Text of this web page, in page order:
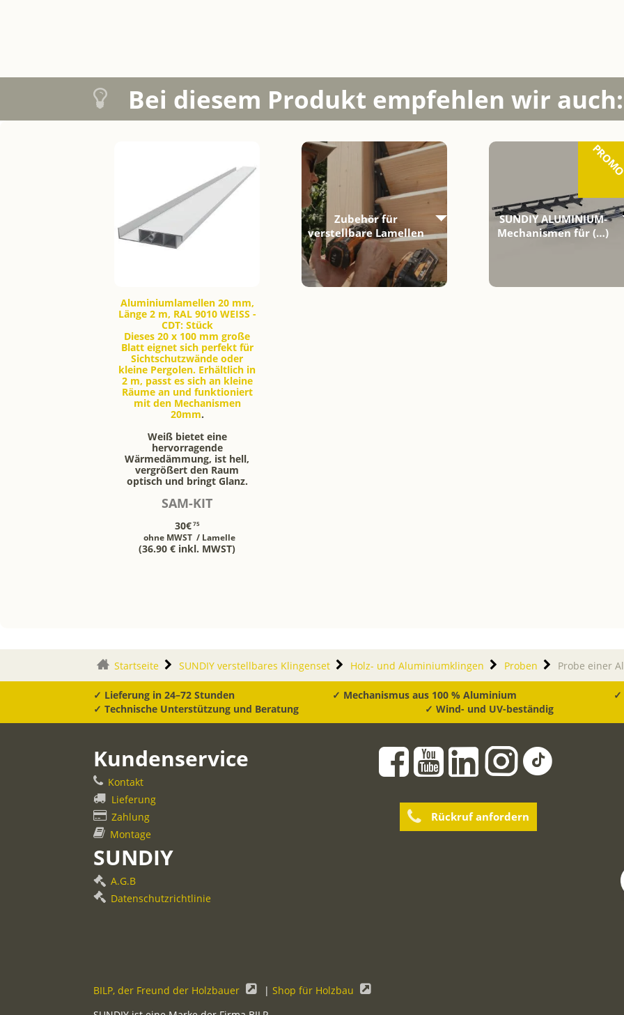
Bei diesem Produkt empfehlen wir auch:
Aluminiumlamellen 20 mm,
Länge 2 m, RAL 9010 WEISS -
CDT: Stück
Dieses 20 x 100 mm große
Blatt eignet sich perfekt für
Sichtschutzwände oder
kleine Pergolen. Erhältlich in
2 m, passt es sich an kleine
Räume an und funktioniert
mit den Mechanismen
20mm.
Weiß bietet eine
hervorragende
Wärmedämmung, ist hell,
vergrößert den Raum
optisch und bringt Glanz.
SAM-KIT
30€75
ohne MWST / Lamelle
(36.90 € inkl. MWST)
Zubehör für
verstellbare Lamellen
SUNDIY ALUMINIUM-
Mechanismen für (…)
Startseite SUNDIY verstellbares Klingenset Holz- und Aluminiumklingen Proben Probe einer
✓ Lieferung in 24–72 Stunden ✓ Mechanismus aus 100 % Aluminium
✓
✓ Technische Unterstützung und Beratung
✓ Wind- und UV-beständig
Kundenservice
Kontakt
Lieferung
Zahlung
Montage
SUNDIY
A.G.B
Datenschutzrichtlinie
Rückruf anfordern
BILP, der Freund der Holzbauer | Shop für Holzbau